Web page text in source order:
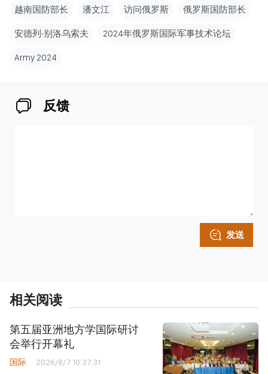
越南国防部长 潘文江 访问俄罗斯 俄罗斯国防部长
安德列‧别洛乌索夫 2024年俄罗斯国际军事技术论坛
Army 2024
反馈
发送
相关阅读
第五届亚洲地方学国际研讨
会举行开幕礼
国际 2026/8/7 10:37:31